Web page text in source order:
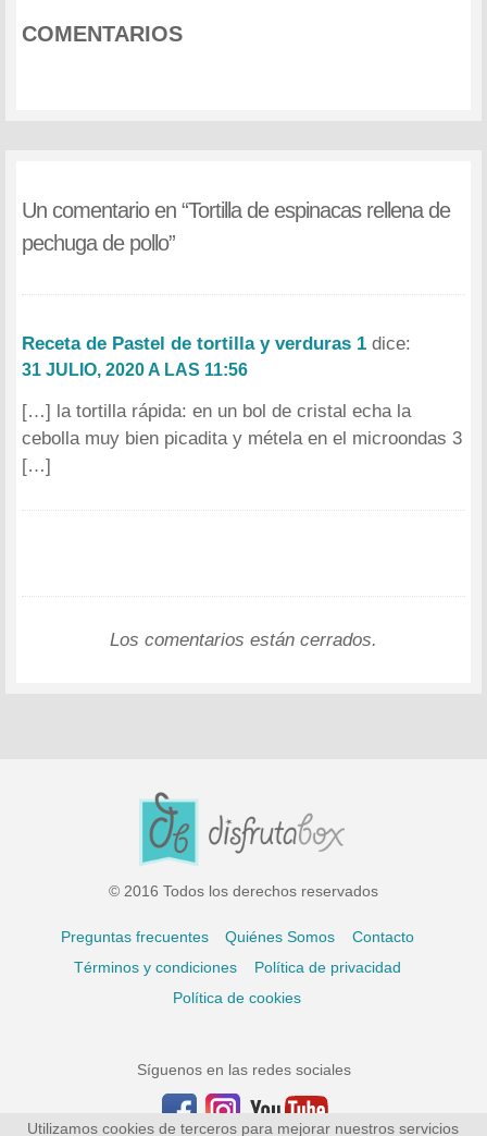
COMENTARIOS
Un comentario en “Tortilla de espinacas rellena de
pechuga de pollo”
Receta de Pastel de tortilla y verduras 1 dice:
31 JULIO, 2020 A LAS 11:56
[…] la tortilla rápida: en un bol de cristal echa la
cebolla muy bien picadita y métela en el microondas 3
[…]
Los comentarios están cerrados.
© 2016 Todos los derechos reservados
Preguntas frecuentes Quiénes Somos
Contacto
Términos y condiciones
Política de privacidad
Política de cookies
Síguenos en las redes sociales
Utilizamos cookies de terceros para mejorar nuestros servicios